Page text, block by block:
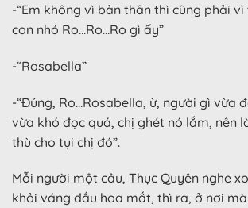
-“Em không vì bản thân thì cũng phải vì
con nhỏ Ro…Ro…Ro gì ấy”
-“Rosabella”
-“Đúng, Ro…Rosabella, ừ, người gì vừa
vừa khó đọc quá, chị ghét nó lắm, nên
thù cho tụi chị đó”.
Mỗi người một câu, Thục Quyên nghe
khỏi váng đầu hoa mắt, thì ra, ở nơi